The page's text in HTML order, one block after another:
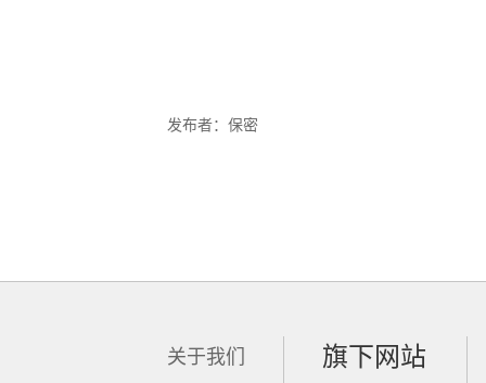
发布者：保密
关于我们
旗下网站